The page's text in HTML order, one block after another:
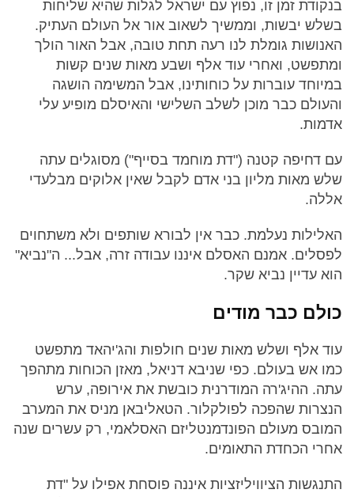
בנקודת זמן זו, נפוץ עם ישראל לגלות שהיא שליחות
בשלש יבשות, וממשיך לשאוב אור אל העולם העתיק.
האנושות גומלת לנו רעה תחת טובה, אבל האור הולך
ומתפשט, ואחרי עוד אלף ושבע מאות שנים קשות
במיוחד עוברות על כוחותינו, אבל המשימה הושגה
והעולם כבר מוכן לשלב השלישי והאיסלם מופיע עלי
אדמות.
עם דחיפה קטנה ("דת מוחמד בסייף") מסוגלים עתה
שלש מאות מליון בני אדם לקבל שאין אלוקים מבלעדי
אללה.
האלילות נעלמת. כבר אין לבורא שותפים ולא משתחוים
לפסלים. אמנם האסלם איננו עבודה זרה, אבל... ה"נביא"
הוא עדיין נביא שקר.
כולם כבר מודים
עוד אלף ושלש מאות שנים חולפות והג'יהאד מתפשט
כמו אש בעולם. כפי שניבא דניאל, מאזן הכוחות מתהפך
עתה. ההיג'רה המודרנית כובשת את אירופה, ערש
הנצרות שהפכה לפולקלור. הטאליבאן מניס את המערב
המובס מעולם הפונדמנטליזם האסלאמי, רק עשרים שנה
אחרי הכחדת התאומים.
התנגשות הציוויליזציות איננה פוסחת אפילו על "דת